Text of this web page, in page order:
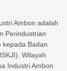
Ambon adalah
Perindustrian
kepada Badan
Wilayah
Industri Ambon